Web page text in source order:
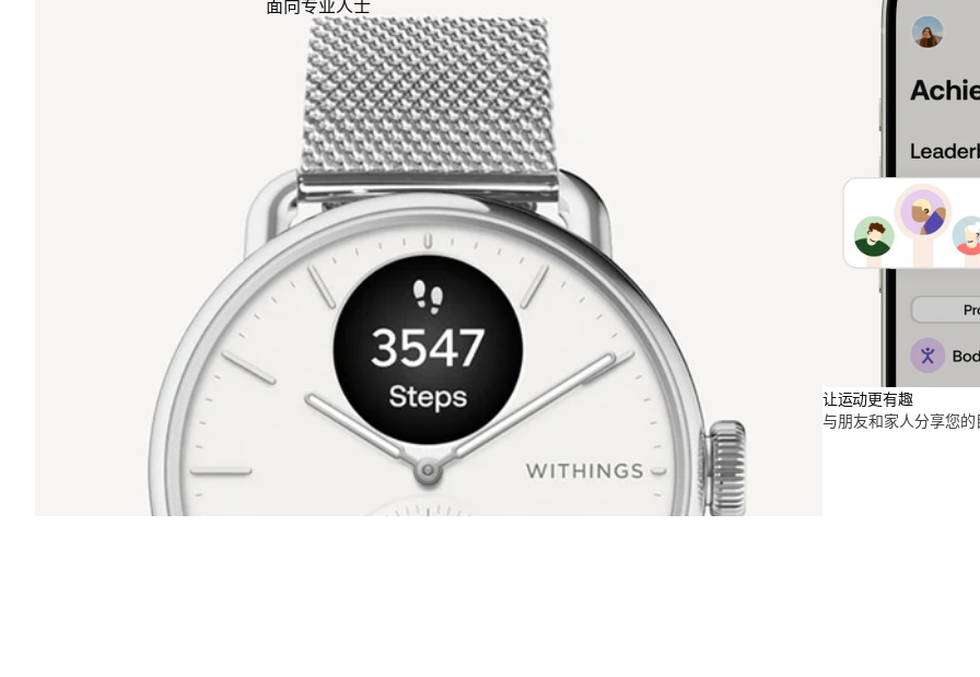
面向专业人士
让运动更有趣
与朋友和家人分享您的